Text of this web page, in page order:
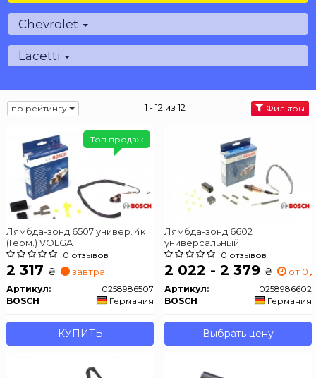
Chevrolet
Lacetti
по рейтингу 1 - 12 из 12 Фильтры
Лямбда-зонд 6507 универ. 4к
(Герм.) VOLGA
0 отзывов
2 317 ₴ завтра
Артикул:
0258986507
BOSCH
Германия
КУПИТЬ
Топ продаж
Лямбда-зонд 6602
универсальный
0 отзывов
2 022 - 2 379 ₴ от 0
Артикул:
0258986602
BOSCH
Германия
Выбрать цену